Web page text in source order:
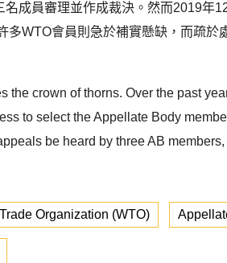
成員審理並作成裁決。然而2019年
WTO會員則急於補實懸缺，而疏於
the crown of thorns. Over the past
to select the Appellate Body
be heard by three AB
Organization (WTO)